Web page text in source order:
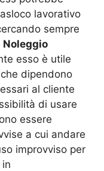
lavorativo
sempre
Noleggio
esso è utile
dipendono
al cliente
di usare
essere
a cui andare
improvviso per